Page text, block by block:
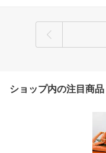
ショップ内の注目商品